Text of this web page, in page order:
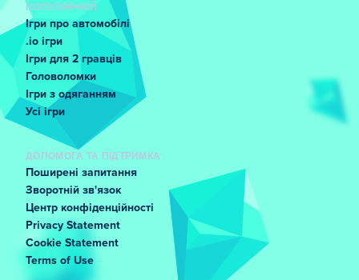
ПОПУЛЯРНИЙ
Ігри про автомобілі
.io ігри
Ігри для 2 гравців
Головоломки
Ігри з одяганням
Усі ігри
ДОПОМОГА ТА ПІДТРИМКА
Поширені запитання
Зворотній зв'язок
Центр конфіденційності
Privacy Statement
Cookie Statement
Terms of Use